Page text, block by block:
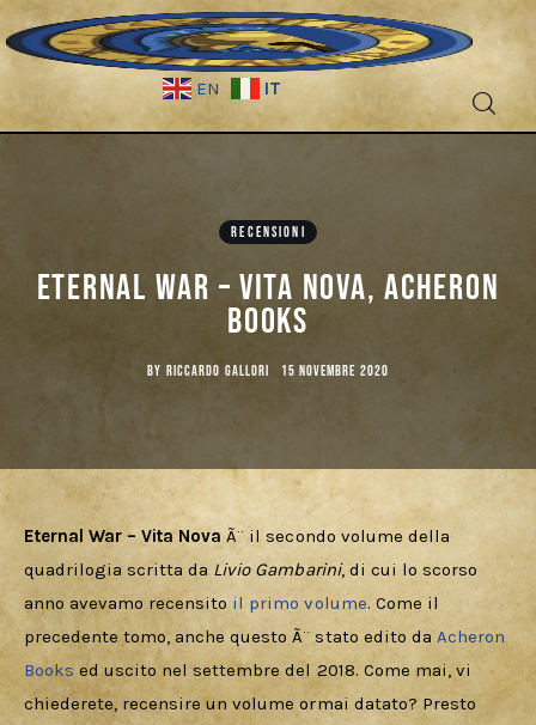
EN IT
Games
Cercatori
Download
RECENSIONI
Eternal War – Vita Nova, Acheron
Books
BY RICCARDO GALLORI 15 NOVEMBRE 2020
Eternal War – Vita Nova Ã¨ il secondo volume della
quadrilogia scritta da Livio Gambarini, di cui lo scorso
anno avevamo recensito il primo volume. Come il
precedente tomo, anche questo Ã¨ stato edito da Acheron
Books ed uscito nel settembre del 2018. Come mai, vi
chiederete, recensire un volume ormai datato? Presto